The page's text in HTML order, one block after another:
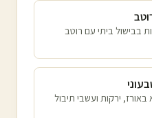
בבישול ביתי עם רוטב
ירקות ועשבי תיבול